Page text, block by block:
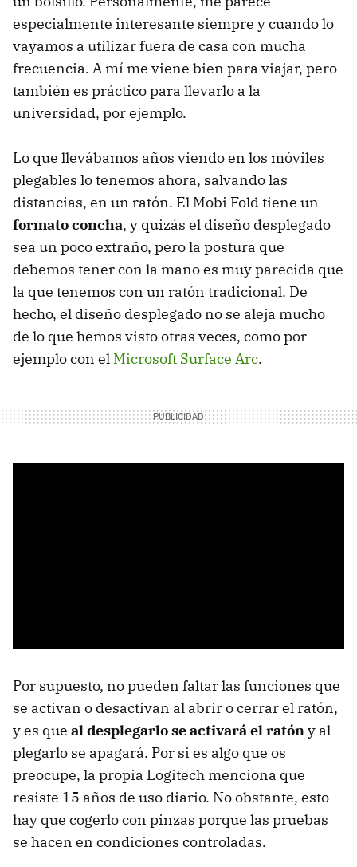
especialmente interesante siempre y cuando lo
vayamos a utilizar fuera de casa con mucha
frecuencia. A mí me viene bien para viajar, pero
también es práctico para llevarlo a la
universidad, por ejemplo.
Lo que llevábamos años viendo en los móviles
plegables lo tenemos ahora, salvando las
distancias, en un ratón. El Mobi Fold tiene un
formato concha, y quizás el diseño desplegado
sea un poco extraño, pero la postura que
debemos tener con la mano es muy parecida que
la que tenemos con un ratón tradicional. De
hecho, el diseño desplegado no se aleja mucho
de lo que hemos visto otras veces, como por
ejemplo con el Microsoft Surface Arc.
Por supuesto, no pueden faltar las funciones que
se activan o desactivan al abrir o cerrar el ratón,
y es que al desplegarlo se activará el ratóny al
plegarlo se apagará. Por si es algo que os
preocupe, la propia Logitech menciona que
resiste 15 años de uso diario. No obstante, esto
hay que cogerlo con pinzas porque las pruebas
se hacen en condiciones controladas.